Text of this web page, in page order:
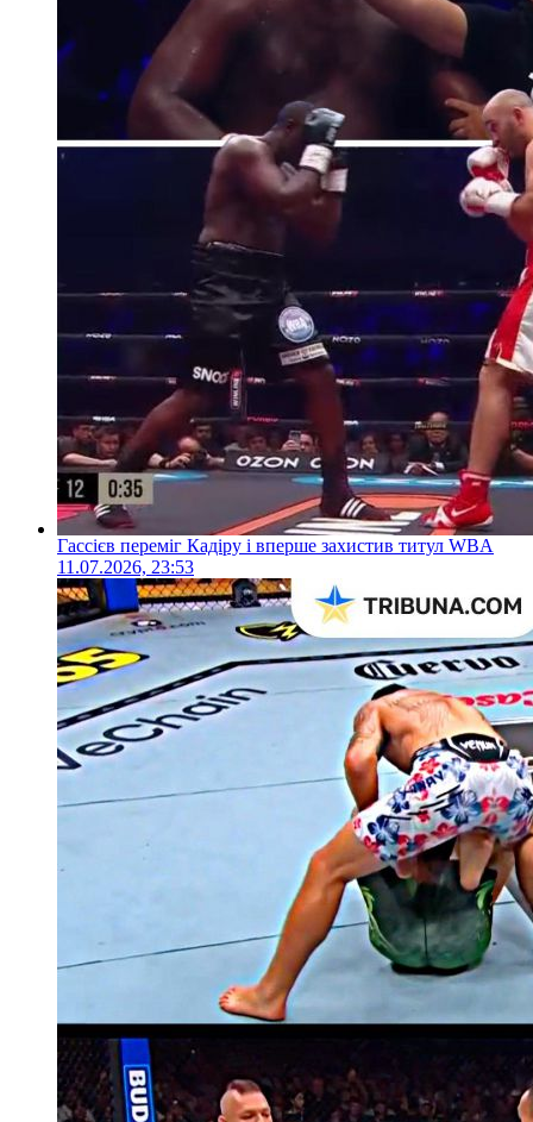
Гассієв переміг Кадіру і вперше захистив титул WBA
11.07.2026, 23:53